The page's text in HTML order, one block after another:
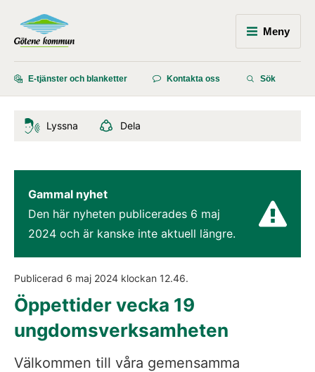
Meny
E-tjänster och blanketter Kontakta oss Sök
Lyssna Dela
Gammal nyhet
Den här nyheten publicerades 6 maj
2024 och är kanske inte aktuell längre.
Publicerad 6 maj 2024 klockan 12.46.
Öppettider vecka 19
ungdomsverksamheten
Välkommen till våra gemensamma